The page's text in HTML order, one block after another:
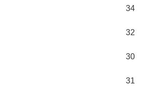
34
32
30
31